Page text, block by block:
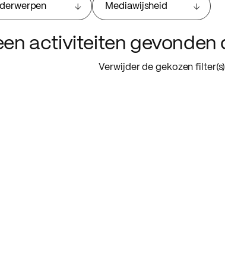
Mediawijsheid
activiteiten
Verwijder de gekozen